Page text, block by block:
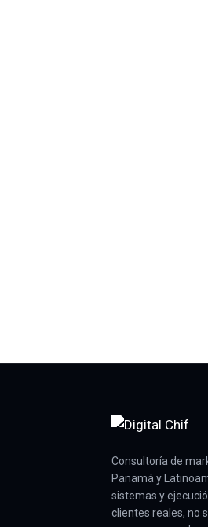
Consultoría de
Panamá y
sistemas y
clientes reales, no